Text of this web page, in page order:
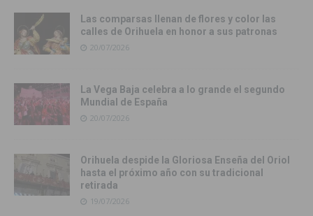
Las comparsas llenan de flores y color las
calles de Orihuela en honor a sus patronas
20/07/2026
La Vega Baja celebra a lo grande el segundo
Mundial de España
20/07/2026
Orihuela despide la Gloriosa Enseña del Oriol
hasta el próximo año con su tradicional
retirada
19/07/2026